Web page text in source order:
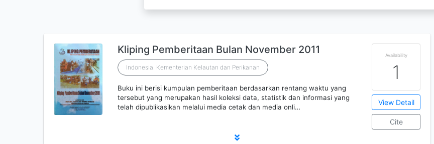
Kliping Pemberitaan Bulan November 2011
Indonesia. Kementerian Kelautan dan Perikanan
Buku ini berisi kumpulan pemberitaan berdasarkan rentang waktu yang
tersebut yang merupakan hasil koleksi data, statistik dan informasi yang
telah dipublikasikan melalui media cetak dan media onli…
Availability
1
View Detail
Cite